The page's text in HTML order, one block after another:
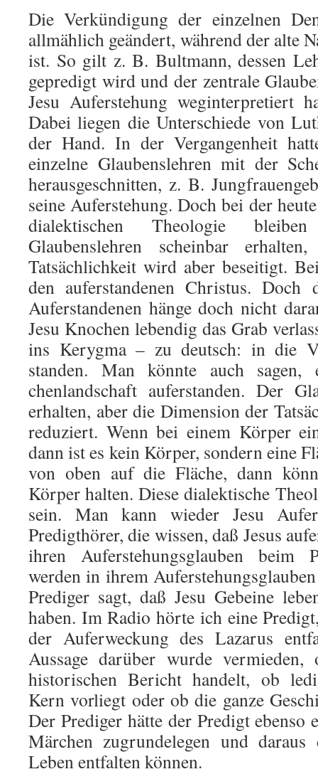
Die Verkündigung der einzelnen
allmählich geändert, während der alte
ist. So gilt z. B. Bultmann, dessen
gepredigt wird und der zentrale
Jesu Auferstehung weginterpretiert
Dabei lie­gen die Unterschiede von
der Hand. In der Vergangenheit
einzelne Glaubenslehren mit der
herausgeschnitten, z. B.
seine Auferste­hung. Doch bei der
dialektischen Theologie
Glaubenslehren scheinbar
Tatsächlichkeit wird aber beseitigt.
den aufer­standenen Christus. Doch
Auferstandenen hänge doch nicht
Jesu Knochen lebendig das Grab
ins Kerygma – zu deutsch: in die
standen. Man könnte auch
chenlandschaft auferstanden. Der
erhalten, aber die Dimension der
reduziert. Wenn bei einem Körper
dann ist es kein Körper, son­dern eine
von oben auf die Fläche, dann
Körper halten. Diese dialektische
sein. Man kann wie­der Jesu
Predigthörer, die wissen, daß Jesus
ihren Auferstehungsglauben beim
werden in ihrem
Prediger sagt, daß Jesu Gebeine
haben. Im Radio hörte ich eine
der Auferweckung des Lazarus
Aussage darüber wurde
historischen Bericht handelt, ob
Kern vorliegt oder ob die ganze
Der Prediger hätte der Predigt ebenso
Mär­chen zugrundelegen und
Leben entfalten können.